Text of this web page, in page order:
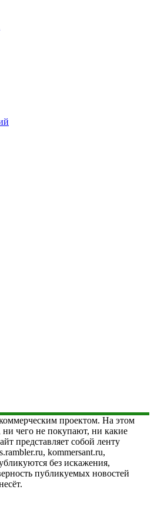
проектом. На этом
ни чего не покупают, ни какие
представляет собой ленту
kommersant.ru,
без искажения,
публикуемых новостей